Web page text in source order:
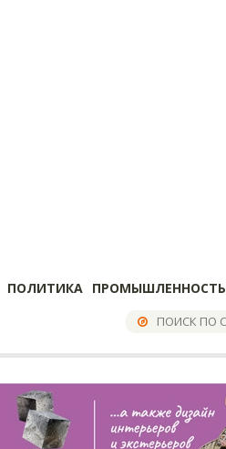
ПОЛИТИКА ПРОМЫШЛЕННОСТЬ